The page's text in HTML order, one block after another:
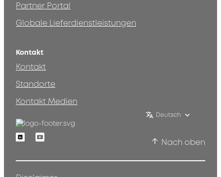
Partner Portal
Globale Lieferdienstleistungen
Kontakt
Kontakt
Standorte
Kontakt Medien
Deutsch
LinkedinYoutube
Nach oben